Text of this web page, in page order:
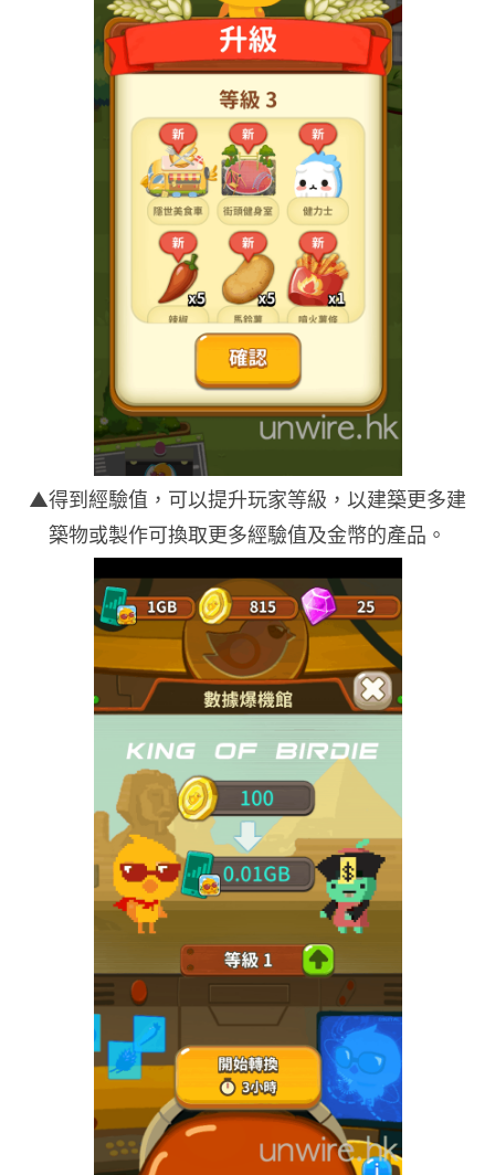
▲得到經驗值，可以提升玩家等級，以建築更多建
築物或製作可換取更多經驗值及金幣的產品。